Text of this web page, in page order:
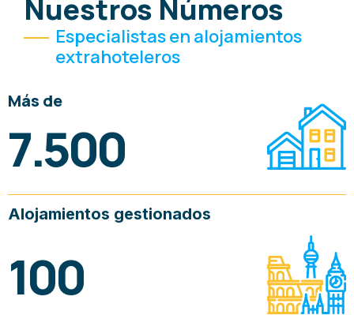
Nuestros Números
Especialistas en alojamientos
extrahoteleros
Más de
7.500
Alojamientos gestionados
100